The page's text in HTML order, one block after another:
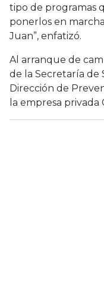
tipo de programas
ponerlos en
Juan”, enfatizó.
Al arranque de
de la Secretaría de
Dirección de
la empresa privada